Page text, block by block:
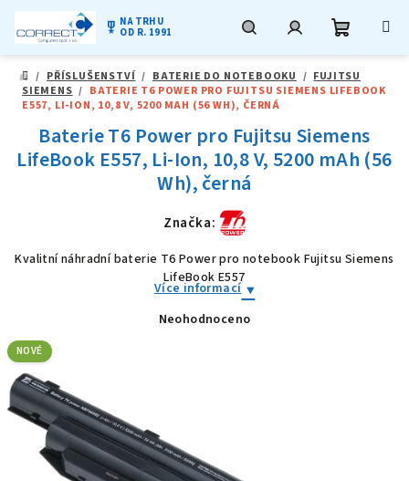
obsah
military_tech NA TRHU
OD R. 1991
DOMŮ
/ PŘÍSLUŠENSTVÍ / BATERIE DO NOTEBOOKU / FUJITSU
SIEMENS / BATERIE T6 POWER PRO FUJITSU SIEMENS LIFEBOOK
E557, LI-ION, 10,8 V, 5200 MAH (56 WH), ČERNÁ
Baterie T6 Power pro Fujitsu Siemens
LifeBook E557, Li-Ion, 10,8 V, 5200 mAh (56
Wh), černá
Značka:
Kvalitní náhradní baterie T6 Power pro notebook Fujitsu Siemens
LifeBook E557
Více informací
Průměrné
Neohodnoceno
NOVÉ